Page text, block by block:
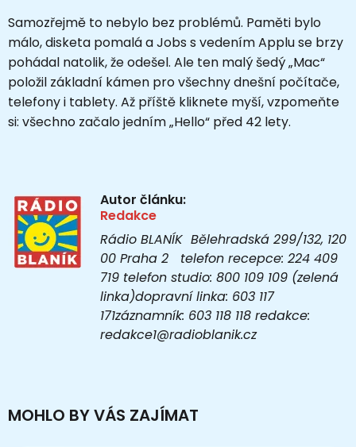
Samozřejmě to nebylo bez problémů. Paměti bylo
málo, disketa pomalá a Jobs s vedením Applu se brzy
pohádal natolik, že odešel. Ale ten malý šedý „Mac“
položil základní kámen pro všechny dnešní počítače,
telefony i tablety. Až příště kliknete myší, vzpomeňte
si: všechno začalo jedním „Hello“ před 42 lety.
Autor článku:
Redakce
Rádio BLANÍK Bělehradská 299/132, 120
00 Praha 2 telefon recepce: 224 409
719 telefon studio: 800 109 109 (zelená
linka)dopravní linka: 603 117
171záznamník: 603 118 118 redakce:
redakce1@radioblanik.cz
MOHLO BY VÁS ZAJÍMAT